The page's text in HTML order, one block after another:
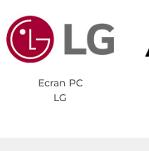
Ecran PC
LG